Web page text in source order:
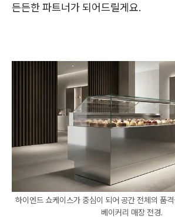
든든한 파트너가 되어드릴게요.
하이엔드 쇼케이스가 중심이 되어 공간 전체의 품
베이커리 매장 전경.